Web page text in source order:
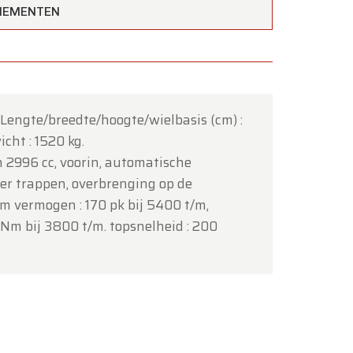
breedte/hoogte/wielbasis (cm) :
: 1520 kg.
cc, voorin, automatische
trappen, overbrenging op de
vermogen : 170 pk bij 5400 t/m,
bij 3800 t/m. topsnelheid : 200